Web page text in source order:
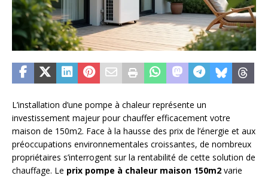
L’installation d’une pompe à chaleur représente un
investissement majeur pour chauffer efficacement votre
maison de 150m2. Face à la hausse des prix de l’énergie et aux
préoccupations environnementales croissantes, de nombreux
propriétaires s’interrogent sur la rentabilité de cette solution de
chauffage. Le prix pompe à chaleur maison 150m2 varie